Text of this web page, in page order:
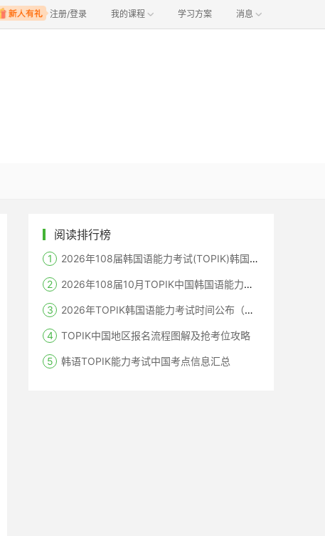
注册/登录 我的课程 学习方案 消息
阅读排行榜
2026年108届韩国语能力考试(TOPIK)韩国报名时间
2026年108届10月TOPIK中国韩国语能力考试报名时间考点
2026年TOPIK韩国语能力考试时间公布（笔试+机考+口语）
TOPIK中国地区报名流程图解及抢考位攻略
韩语TOPIK能力考试中国考点信息汇总